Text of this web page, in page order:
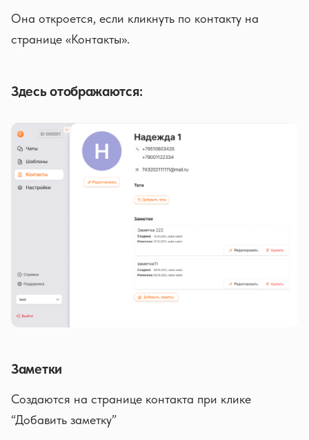
Она откроется, если кликнуть по контакту на
странице «Контакты».
Здесь отображаются:
Заметки
Создаются на странице контакта при клике
“Добавить заметку”